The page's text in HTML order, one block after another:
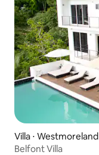
Villa ⋅ Westmoreland
Belfont Villa